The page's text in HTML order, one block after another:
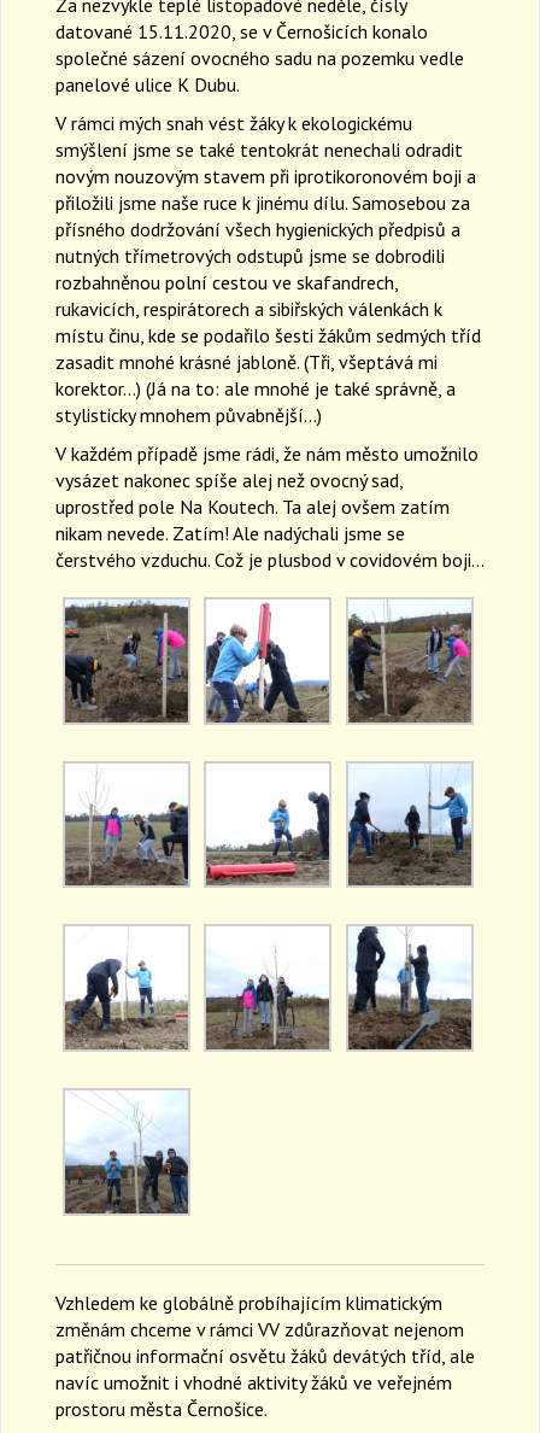
datované 15.11.2020, se v Černošicích konalo
společné sázení ovocného sadu na pozemku vedle
panelové ulice K Dubu.
V rámci mých snah vést žáky k ekologickému
smýšlení jsme se také tentokrát nenechali odradit
novým nouzovým stavem při iprotikoronovém boji a
přiložili jsme naše ruce k jinému dílu. Samosebou za
přísného dodržování všech hygienických předpisů a
nutných třímetrových odstupů jsme se dobrodili
rozbahněnou polní cestou ve skafandrech,
rukavicích, respirátorech a sibiřských válenkách k
místu činu, kde se podařilo šesti žákům sedmých tříd
zasadit mnohé krásné jabloně. (Tři, všeptává mi
korektor…) (Já na to: ale mnohé je také správně, a
stylisticky mnohem půvabnější…)
V každém případě jsme rádi, že nám město umožnilo
vysázet nakonec spíše alej než ovocný sad,
uprostřed pole Na Koutech. Ta alej ovšem zatím
nikam nevede. Zatím! Ale nadýchali jsme se
čerstvého vzduchu. Což je plusbod v covidovém boji…
Vzhledem ke globálně probíhajícím klimatickým
změnám chceme v rámci VV zdůrazňovat nejenom
patřičnou informační osvětu žáků devátých tříd, ale
navíc umožnit i vhodné aktivity žáků ve veřejném
prostoru města Černošice.